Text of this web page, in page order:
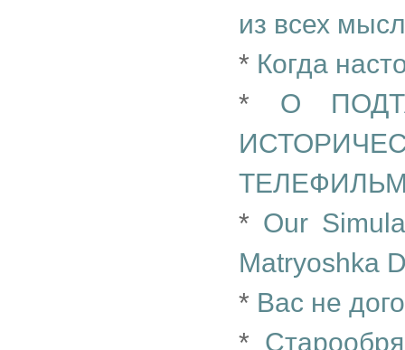
из всех
* Когда
* О
* Our
Matryoshka
* Вас не
*